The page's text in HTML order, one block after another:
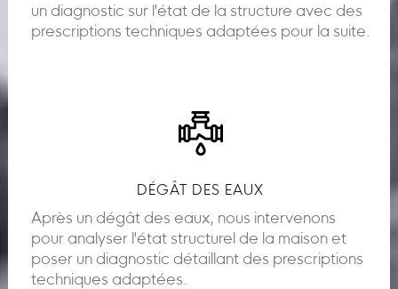
un diagnostic sur l'état de la structure avec des
prescriptions techniques adaptées pour la suite.
DÉGÂT DES EAUX
Après un dégât des eaux, nous intervenons
pour analyser l'état structurel de la maison et
poser un diagnostic détaillant des prescriptions
techniques adaptées.